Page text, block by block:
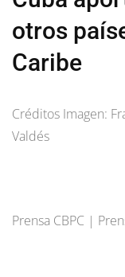
otros
Caribe
Créditos Imagen:
Valdés
Prensa CBPC |